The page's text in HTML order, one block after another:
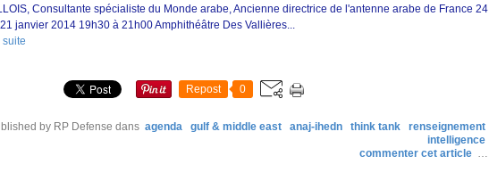
Consultante spécialiste du Monde arabe, Ancienne directrice de l'antenne arabe de France 24
janvier 2014 19h30 à 21h00 Amphithéâtre Des Vallières...
suite
Repost 0
by RP Defense dans agenda gulf & middle east anaj-ihedn think tank
renseignement
intelligence
commenter cet article …